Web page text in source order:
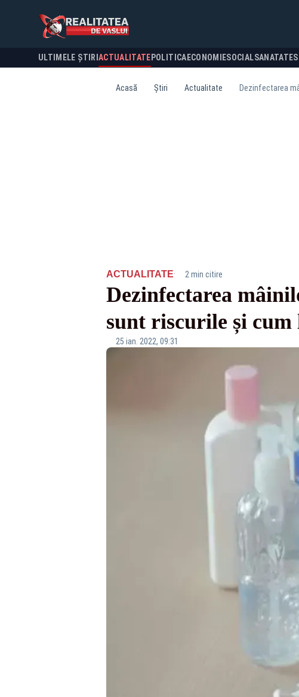
ULTIMELE ȘTIRI ACTUALITATE POLITICA ECONOMIESOCIALSANATATE
Acasă Știri Actualitate Dezinfectarea
ACTUALITATE· 2 min citire
Dezinfectarea
sunt riscurile și cum
25 ian. 2022, 09:31